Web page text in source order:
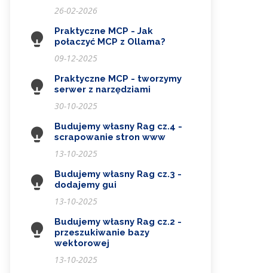
26-02-2026
Praktyczne MCP - Jak
połaczyć MCP z Ollama?
09-12-2025
Praktyczne MCP - tworzymy
serwer z narzędziami
30-10-2025
Budujemy własny Rag cz.4 -
scrapowanie stron www
13-10-2025
Budujemy własny Rag cz.3 -
dodajemy gui
13-10-2025
Budujemy własny Rag cz.2 -
przeszukiwanie bazy
wektorowej
13-10-2025